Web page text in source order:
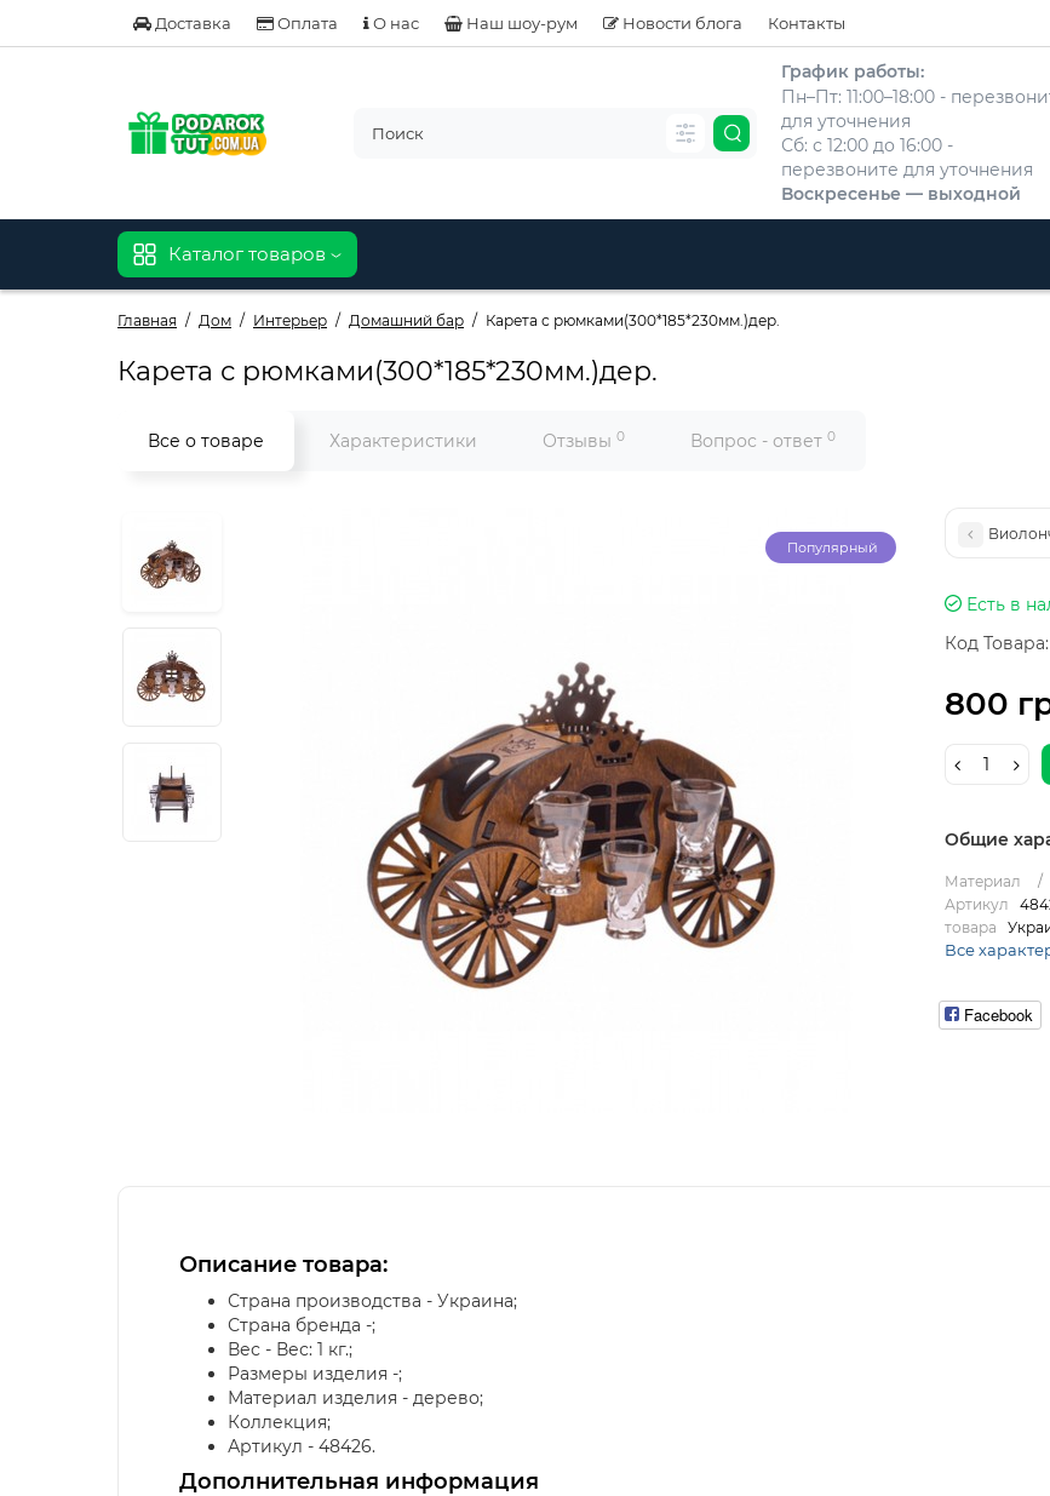
Доставка Оплата О нас Наш шоу-рум Новости блога Контакты
График работы:
Пн–Пт: 11:00–18:00 -
для уточнения
Сб: с 12:00 до 16:00 -
перезвоните для уточнения
Воскресенье — выходной
Каталог товаров
Главная Дом Интерьер Домашний бар Карета с рюмками(300*185*230мм.)дер.
Карета с рюмками(300*185*230мм.)дер.
Все о товаре Характеристики Отзывы 0 Вопрос - ответ 0
Популярный
Есть в
Код Товара:
800
Общие
Материал
Артикул
товара
Все
Facebook
Описание товара:
Страна производства - Украина;
Страна бренда -;
Вес - Вес: 1 кг.;
Размеры изделия -;
Материал изделия - дерево;
Коллекция;
Артикул - 48426.
Дополнительная информация